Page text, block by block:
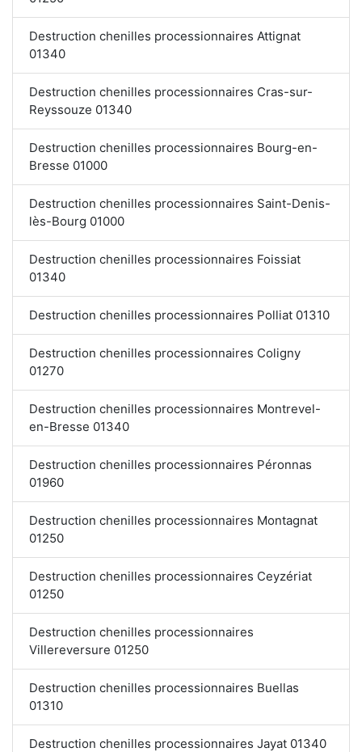
Destruction chenilles processionnaires Attignat
01340
Destruction chenilles processionnaires Cras-sur-
Reyssouze 01340
Destruction chenilles processionnaires Bourg-en-
Bresse 01000
Destruction chenilles processionnaires Saint-Denis-
lès-Bourg 01000
Destruction chenilles processionnaires Foissiat
01340
Destruction chenilles processionnaires Polliat 01310
Destruction chenilles processionnaires Coligny
01270
Destruction chenilles processionnaires Montrevel-
en-Bresse 01340
Destruction chenilles processionnaires Péronnas
01960
Destruction chenilles processionnaires Montagnat
01250
Destruction chenilles processionnaires Ceyzériat
01250
Destruction chenilles processionnaires
Villereversure 01250
Destruction chenilles processionnaires Buellas
01310
Destruction chenilles processionnaires Jayat 01340